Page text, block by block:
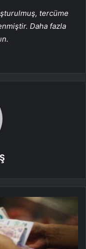
tercüme
Daha fazla